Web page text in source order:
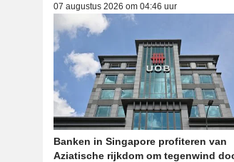
07 augustus 2026 om 04:46 uur
Banken in Singapore profiteren van
Aziatische rijkdom om tegenwind